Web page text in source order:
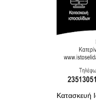
Κατασκευή